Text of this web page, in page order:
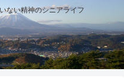
ない精神のシニアライフ
ったいない日々